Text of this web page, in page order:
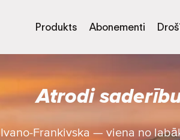
Produkts Abonementi
Atrodi
Ivano-Frankivska — viena no